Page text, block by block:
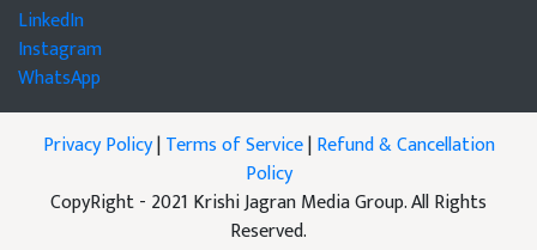
LinkedIn
Instagram
WhatsApp
Privacy Policy|Terms of Service|Refund & Cancellation
Policy
CopyRight - 2021 Krishi Jagran Media Group. All Rights
Reserved.